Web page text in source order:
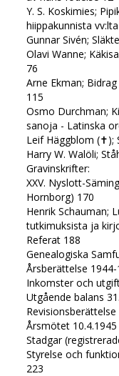
Y. S. Koskimies;
hiippakunnista
Gunnar Sivén;
Olavi Wanne;
76
Arne Ekman;
115
Osmo Durchman;
sanoja - Latinska
Leif Häggblom (✝);
Harry W. Walöli;
Gravinskrifter:
XXV. Nyslott-
Hornborg) 170
Henrik Schauman;
tutkimuksista ja
Referat 188
Genealogiska
Årsberättelse
Inkomster och
Utgående balans
Revisionsberättelse
Årsmötet 10.4.1945
Stadgar
Styrelse och
223